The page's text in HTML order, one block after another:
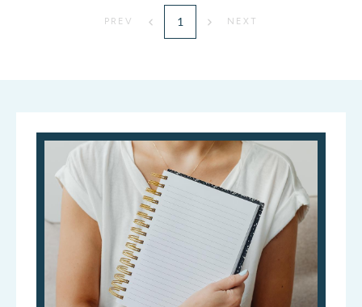
PREV 1 NEXT